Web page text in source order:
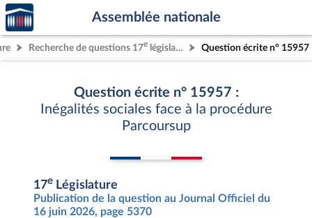
Aller au contenu
Aller en bas de la page
Accèder
à la
page
d'accueil
Assemblée nationale
Recherche de questions 17e législature Question écrite n° 15957
Question écrite n° 15957 :
Inégalités sociales face à la procédure
Parcoursup
17e Législature
Publication de la question au Journal Officiel du
16 juin 2026, page 5370